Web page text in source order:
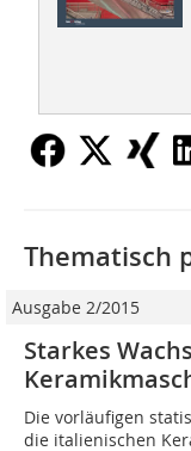
Thematisch
Ausgabe 2/2015
Starkes
Die vorläufigen
die italienischen